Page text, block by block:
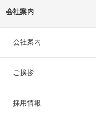
会社案内
会社案内
ご挨拶
採用情報